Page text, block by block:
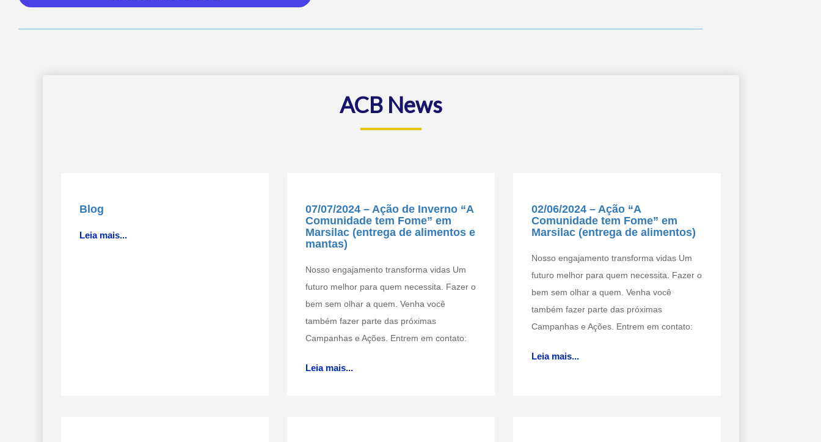
ACB News
Blog
Leia mais...
07/07/2024 – Ação de Inverno “A
Comunidade tem Fome” em
Marsilac (entrega de alimentos e
mantas)
Nosso engajamento transforma vidas Um
futuro melhor para quem necessita. Fazer o
bem sem olhar a quem. Venha você
também fazer parte das próximas
Campanhas e Ações. Entrem em contato:
Leia mais...
02/06/2024 – Ação “A
Comunidade tem Fome” em
Marsilac (entrega de alimentos)
Nosso engajamento transforma vidas Um
futuro melhor para quem necessita. Fazer o
bem sem olhar a quem. Venha você
também fazer parte das próximas
Campanhas e Ações. Entrem em contato:
Leia mais...